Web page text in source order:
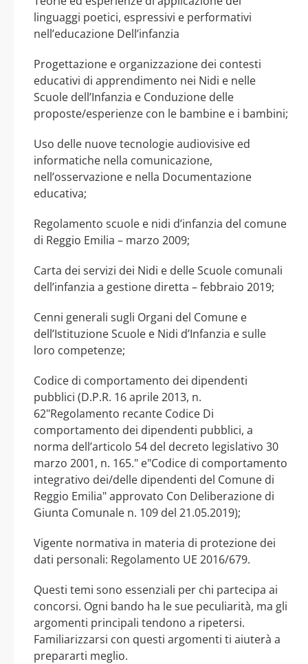
linguaggi poetici, espressivi e performativi
nell’educazione Dell’infanzia
Progettazione e organizzazione dei contesti
educativi di apprendimento nei Nidi e nelle
Scuole dell’Infanzia e Conduzione delle
proposte/esperienze con le bambine e i bambini;
Uso delle nuove tecnologie audiovisive ed
informatiche nella comunicazione,
nell’osservazione e nella Documentazione
educativa;
Regolamento scuole e nidi d’infanzia del comune
di Reggio Emilia – marzo 2009;
Carta dei servizi dei Nidi e delle Scuole comunali
dell’infanzia a gestione diretta – febbraio 2019;
Cenni generali sugli Organi del Comune e
dell’Istituzione Scuole e Nidi d’Infanzia e sulle
loro competenze;
Codice di comportamento dei dipendenti
pubblici (D.P.R. 16 aprile 2013, n.
62"Regolamento recante Codice Di
comportamento dei dipendenti pubblici, a
norma dell’articolo 54 del decreto legislativo 30
marzo 2001, n. 165." e"Codice di comportamento
integrativo dei/delle dipendenti del Comune di
Reggio Emilia" approvato Con Deliberazione di
Giunta Comunale n. 109 del 21.05.2019);
Vigente normativa in materia di protezione dei
dati personali: Regolamento UE 2016/679.
Questi temi sono essenziali per chi partecipa ai
concorsi. Ogni bando ha le sue peculiarità, ma gli
argomenti principali tendono a ripetersi.
Familiarizzarsi con questi argomenti ti aiuterà a
prepararti meglio.